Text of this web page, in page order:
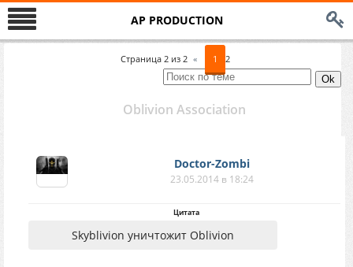
AP PRODUCTION
Страница 2 из 2 « 1 2
Oblivion Association
Doctor-Zombi
23.05.2014 в 18:24
Цитата
Skyblivion уничтожит Oblivion